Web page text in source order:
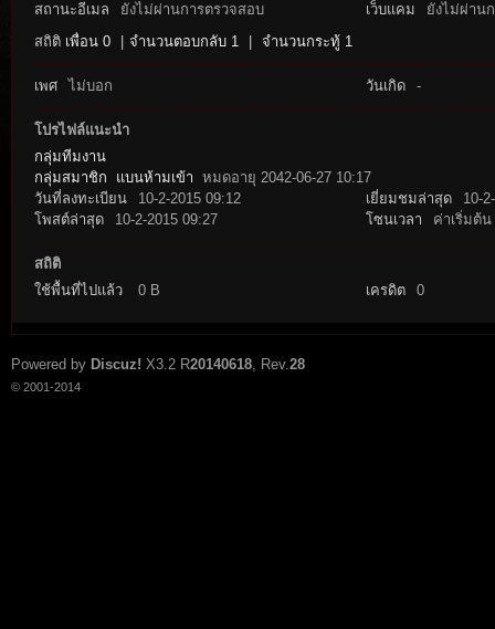
tat
สถานะอีเมล
ยังไม่ผ่านการตรวจสอบ เว็บแคม
ยังไม่ผ่าน
สถิติ เพื่อน 0 จำนวนตอบกลับ 1 จำนวนกระทู้ 1
เพศ ไม่บอก วันเกิด -
โปรไฟล์แนะนำ
กลุ่มทีมงาน
กลุ่มสมาชิก แบนห้ามเข้า หมดอายุ 2042-06-27 10:17
วันที่ลงทะเบียน
10-2-2015 09:12 เยี่ยมชมล่าสุด
10-
โพสต์ล่าสุด
10-2-2015 09:27 โซนเวลา ค่าเริ่มต้น
สถิติ
ใช้พื้นที่ไปแล้ว
0 B เครดิต 0
Powered by Discuz! X3.2 R20140618, Rev.28
© 2001-2014